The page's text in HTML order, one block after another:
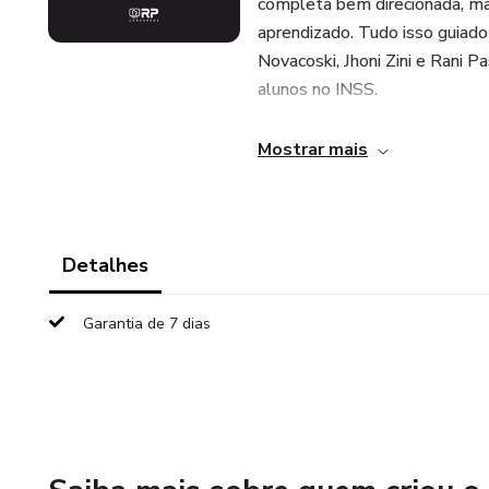
aprendizado. Tudo isso
Novacoski, Jhoni Zini e Rani
alunos no INSS.
O que você vai encontrar por
Mostrar mais
Detalhes
Garantia de 7 dias